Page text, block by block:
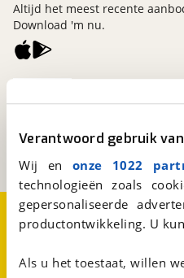
Verantwoord gebruik
Wij en onze 1022
technologieën zoals
gepersonaliseerde
productontwikkeling. U
Als u het toestaat, willen
Een initiatief van
Altijd het meest recente
Download 'm nu.
Over viaBOVAG.nlDisclaimer-
CookievoorkeurenVacatures